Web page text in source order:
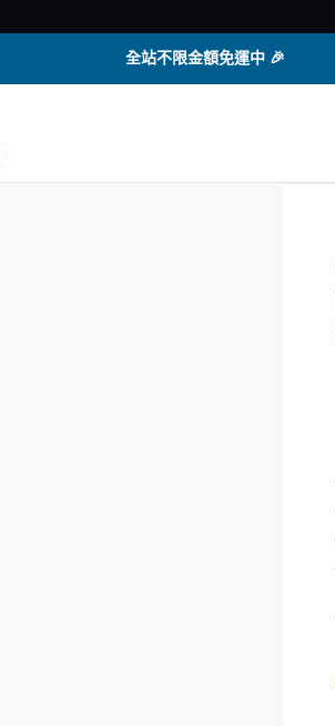
全站不限金額免運中 🎉